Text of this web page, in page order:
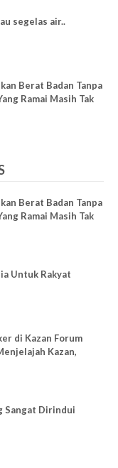
segelas air..
Berat Badan Tanpa
Ramai Masih Tak
Berat Badan Tanpa
Ramai Masih Tak
Untuk Rakyat
di Kazan Forum
Kazan,
Sangat Dirindui